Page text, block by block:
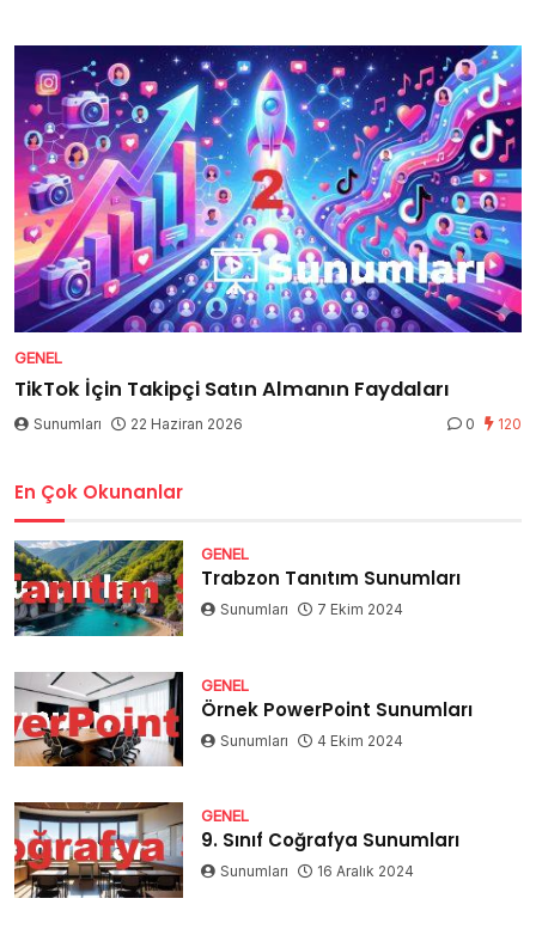
GENEL
TikTok İçin Takipçi Satın Almanın Faydaları
Sunumları 22 Haziran 2026 0 120
En Çok Okunanlar
GENEL
Trabzon Tanıtım Sunumları
Sunumları 7 Ekim 2024
GENEL
Örnek PowerPoint Sunumları
Sunumları 4 Ekim 2024
GENEL
9. Sınıf Coğrafya Sunumları
Sunumları 16 Aralık 2024